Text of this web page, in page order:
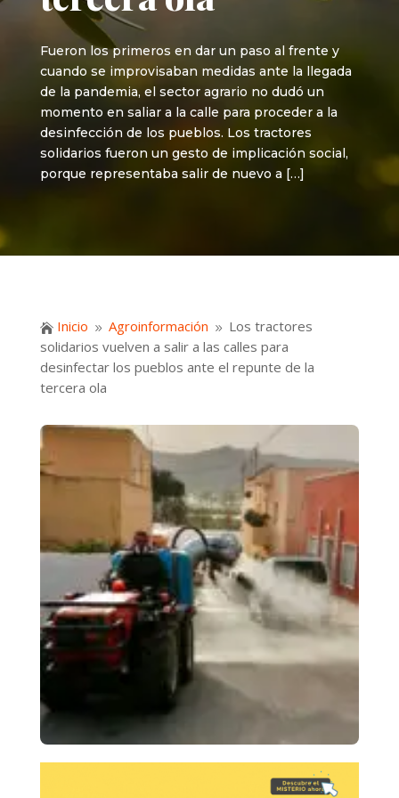
Fueron los primeros en dar un paso al frente y
cuando se improvisaban medidas ante la llegada
de la pandemia, el sector agrario no dudó un
momento en saliar a la calle para proceder a la
desinfección de los pueblos. Los tractores
solidarios fueron un gesto de implicación social,
porque representaba salir de nuevo a […]
 Inicio 9 Agroinformación 9 Los tractores
solidarios vuelven a salir a las calles para
desinfectar los pueblos ante el repunte de la
tercera ola